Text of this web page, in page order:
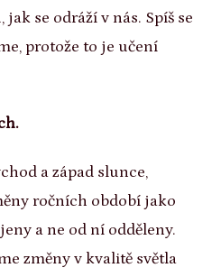
se odráží v nás. Spíš se
protože to je učení
a západ slunce,
ročních období jako
a ne od ní odděleny.
změny v kvalitě světla